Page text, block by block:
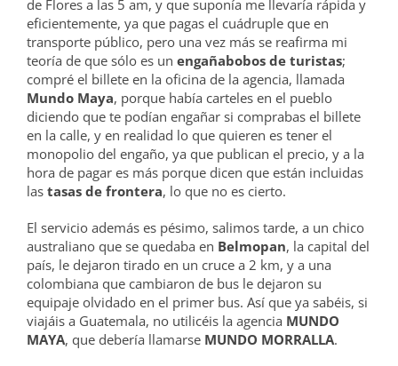
de Flores a las 5 am, y que suponía me llevaría rápida y
eficientemente, ya que pagas el cuádruple que en
transporte público, pero una vez más se reafirma mi
teoría de que sólo es un engañabobos de turistas;
compré el billete en la oficina de la agencia, llamada
Mundo Maya, porque había carteles en el pueblo
diciendo que te podían engañar si comprabas el billete
en la calle, y en realidad lo que quieren es tener el
monopolio del engaño, ya que publican el precio, y a la
hora de pagar es más porque dicen que están incluidas
las tasas de frontera, lo que no es cierto.
El servicio además es pésimo, salimos tarde, a un chico
australiano que se quedaba en Belmopan, la capital del
país, le dejaron tirado en un cruce a 2 km, y a una
colombiana que cambiaron de bus le dejaron su
equipaje olvidado en el primer bus. Así que ya sabéis, si
viajáis a Guatemala, no utilicéis la agencia MUNDO
MAYA, que debería llamarse MUNDO MORRALLA.